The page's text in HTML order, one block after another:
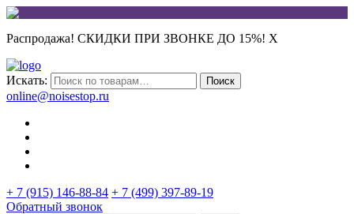
Распродажа! СКИДКИ ПРИ ЗВОНКЕ ДО 15%! X
Искать: Поиск
online@noisestop.ru
+ 7 (915) 146-88-84 + 7 (499) 397-89-19
Обратный звонок